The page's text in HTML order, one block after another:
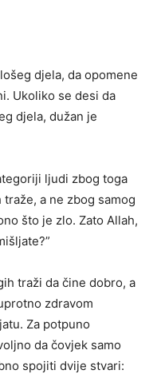
djela, da opomene
Ukoliko se desi da
djela, dužan je
ljudi zbog toga
a ne zbog samog
što je zlo. Zato Allah,
traži da čine dobro, a
zdravom
Za potpuno
da čovjek samo
spojiti dvije stvari: